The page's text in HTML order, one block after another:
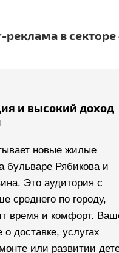
в
и высокий доход
новые жилые
бульваре Рябикова и
Это аудитория с
среднего по городу,
время и комфорт.
доставке, услугах
или развитии